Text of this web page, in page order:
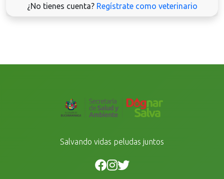
¿No tienes cuenta? Regístrate como veterinario
Salvando vidas peludas juntos